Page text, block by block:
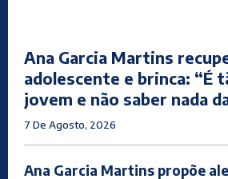
Ana Garcia Martins
adolescente e brinca: “É
jovem e não saber nada
7 De Agosto, 2026
Ana Garcia Martins propõe